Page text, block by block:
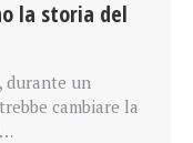
la storia del
durante un
cambiare la